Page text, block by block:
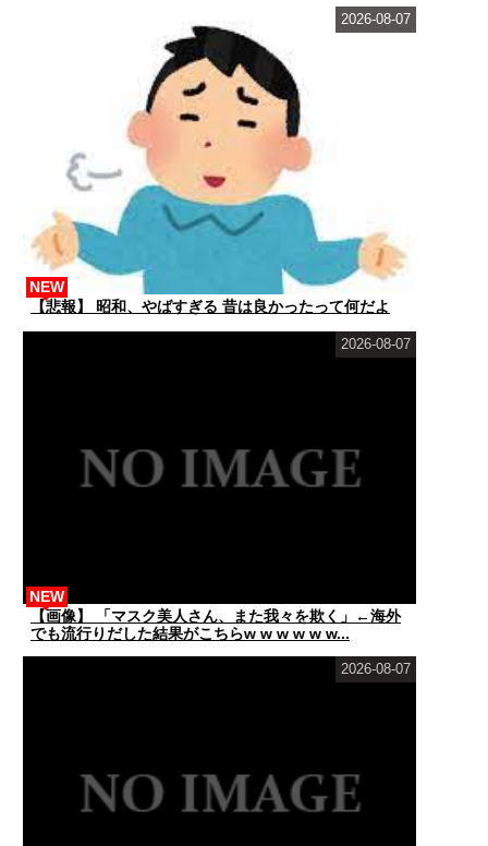
【悲報】 昭和、やばすぎる 昔は良かったって何だよ
NEW
2026-08-07
【画像】 「マスク美人さん、また我々を欺く」←海外
でも流行りだした結果がこちらw w w w w w...
NEW
2026-08-07
2026-08-07